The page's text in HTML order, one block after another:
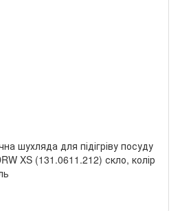
шухляда для підігріву посуду
XS (131.0611.212) скло, колір